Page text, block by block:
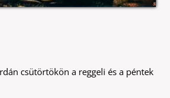
csütörtökön a reggeli és a péntek